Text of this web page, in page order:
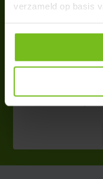
verzameld op basis
Mini coup